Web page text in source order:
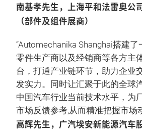
南基孝先生，上海平和法雷奥公
（部件及组件展商）
“Automechanika Shanghai搭建了
零件生产商以及经销商等各方主
台，打通产业链环节，助力企业
发实力。同时让汇聚于此的全球
中国汽车行业当前技术水平，为
市场反馈参考,从而精准把握市场
高辉先生，广汽埃安新能源汽车